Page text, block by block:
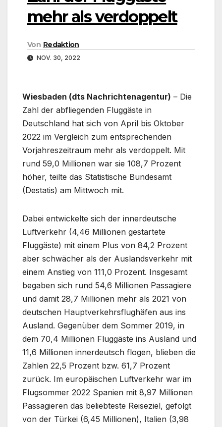
mehr als verdoppelt
Von Redaktion
NOV. 30, 2022
Wiesbaden (dts Nachrichtenagentur) – Die
Zahl der abfliegenden Fluggäste in
Deutschland hat sich von April bis Oktober
2022 im Vergleich zum entsprechenden
Vorjahreszeitraum mehr als verdoppelt. Mit
rund 59,0 Millionen war sie 108,7 Prozent
höher, teilte das Statistische Bundesamt
(Destatis) am Mittwoch mit.
Dabei entwickelte sich der innerdeutsche
Luftverkehr (4,46 Millionen gestartete
Fluggäste) mit einem Plus von 84,2 Prozent
aber schwächer als der Auslandsverkehr mit
einem Anstieg von 111,0 Prozent. Insgesamt
begaben sich rund 54,6 Millionen Passagiere
und damit 28,7 Millionen mehr als 2021 von
deutschen Hauptverkehrsflughäfen aus ins
Ausland. Gegenüber dem Sommer 2019, in
dem 70,4 Millionen Fluggäste ins Ausland und
11,6 Millionen innerdeutsch flogen, blieben die
Zahlen 22,5 Prozent bzw. 61,7 Prozent
zurück. Im europäischen Luftverkehr war im
Flugsommer 2022 Spanien mit 8,97 Millionen
Passagieren das beliebteste Reiseziel, gefolgt
von der Türkei (6,45 Millionen), Italien (3,98